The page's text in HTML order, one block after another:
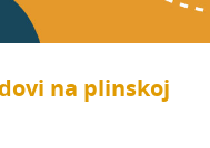
na plinskoj